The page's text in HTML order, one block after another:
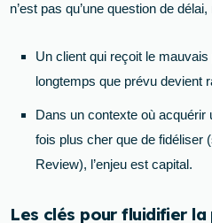
n’est pas qu’une question de
Un client qui reçoit le
longtemps que prévu devient
Dans un contexte où acquérir
fois plus cher que de fidéliser
Review), l’enjeu est capital.
Les clés pour fluidifier